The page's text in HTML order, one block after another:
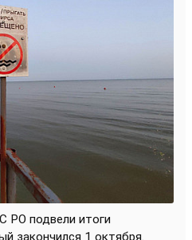
РО подвели итоги
закончился 1 октября.